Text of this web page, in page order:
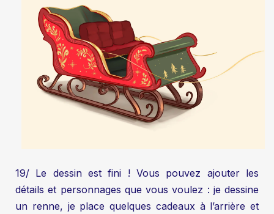
19/ Le dessin est fini ! Vous pouvez ajouter les
détails et personnages que vous voulez : je dessine
un renne, je place quelques cadeaux à l’arrière et